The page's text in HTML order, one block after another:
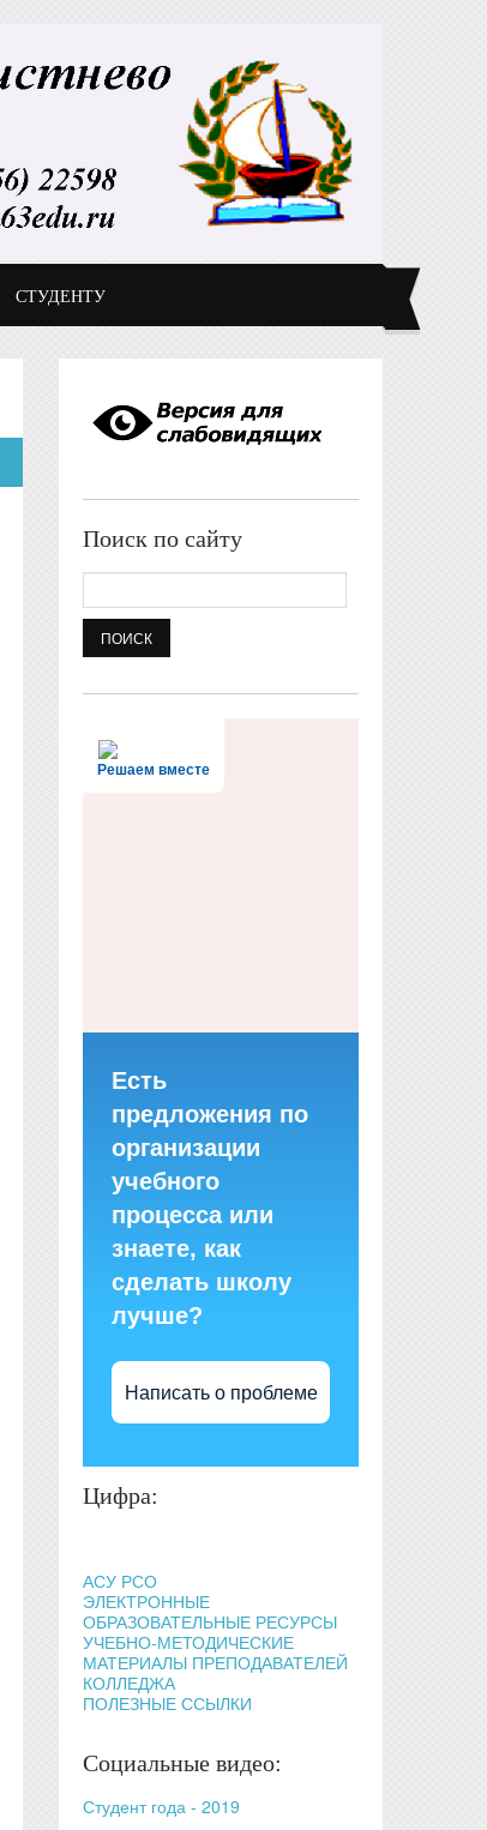
СТУДЕНТУ
Поиск по сайту
Решаем вместе
Есть
предложения по
организации
учебного
процесса или
знаете, как
сделать школу
лучше?
Написать о проблеме
Цифра:
АСУ РСО
ЭЛЕКТРОННЫЕ
ОБРАЗОВАТЕЛЬНЫЕ РЕСУРСЫ
УЧЕБНО-МЕТОДИЧЕСКИЕ
МАТЕРИАЛЫ ПРЕПОДАВАТЕЛЕЙ
КОЛЛЕДЖА
ПОЛЕЗНЫЕ ССЫЛКИ
Социальные видео:
Студент года - 2019